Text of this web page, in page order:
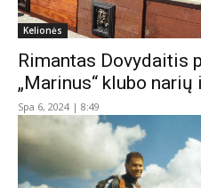
Kelionės
Rimantas Dovydaitis
„Marinus“ klubo
Spa 6, 2024 | 8:49